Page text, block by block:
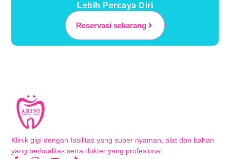
Lebih Percaya Diri
Reservasi sekarang
Klinik gigi dengan fasilitas yang super nyaman, alat dan bahan
yang berkualitas serta dokter yang profesional.